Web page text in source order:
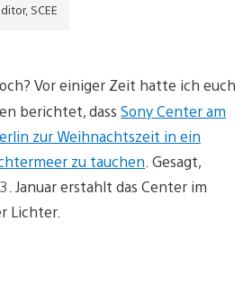
SCEE
Vor einiger Zeit hatte ich euch
berichtet, dass Sony Center am
zur Weihnachtszeit in ein
zu tauchen . Gesagt,
Januar erstahlt das Center im
Lichter.